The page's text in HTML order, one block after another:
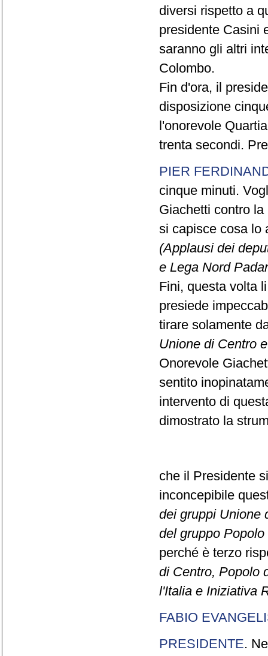
diversi rispetto a
presidente Casini
saranno gli altri
Colombo.
Fin d'ora, il
disposizione
l'onorevole
trenta secondi.
PIER
cinque minuti.
Giachetti contro
si capisce cosa lo
(Applausi dei
e Lega Nord
Fini, questa volta
presiede
tirare solamente
Unione di Centro
Onorevole
sentito
intervento di
dimostrato la
che il Presidente
inconcepibile
dei gruppi Unione
del gruppo
perché è terzo
di Centro, Popolo
l'Italia e Iniziativa
FABIO
PRESIDENTE.